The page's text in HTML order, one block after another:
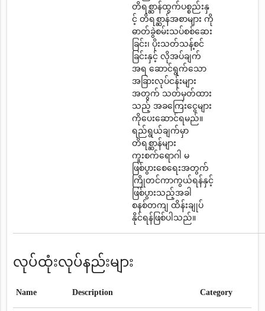
တိရစ္ဆာန်ထွက်ပစ္စည်းနှ
င့် တိရစ္ဆာန်အစာများ ကို
ဓာတ်ခွဲစမ်းသပ်စစ်ဆေး
ခြင်း၊ ပိုးသတ်သန့်စင်
ခြင်းနှင့် လိုအပ်ချက်
အရ ဆောင်ရွက်သော
အခြားလုပ်ငန်းများ
အတွက် သတ်မှတ်ထား
သည့် အခကြေးငွေများ
ကိုပေးဆောင်ရမည်။
ရည်ရွယ်ချက်မှာ
တိရစ္ဆာန်များ
ကူးစက်ရောဂါ မ
ဖြစ်ပွားစေရေးအတွက်
ကြိုတင်ကာကွယ်ရန်နှင့်
ဖြစ်ပွားသည့်အခါ
စနစ်တကျ ထိန်းချုပ်
နိုင်ရန်ဖြစ်ပါသည်။
လုပ်ထုံးလုပ်နည်းများ
Name Description Category